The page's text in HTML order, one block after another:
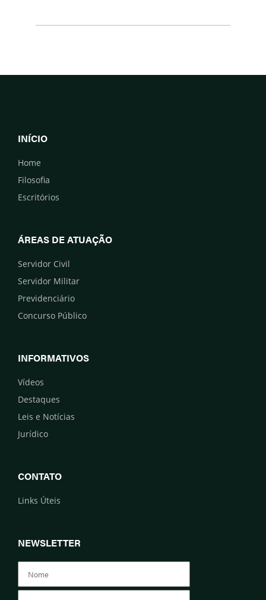
INÍCIO
Home
Filosofia
Escritórios
ÁREAS DE ATUAÇÃO
Servidor Civil
Servidor Militar
Previdenciário
Concurso Público
INFORMATIVOS
Vídeos
Destaques
Leis e Notícias
Jurídico
CONTATO
Links Úteis
NEWSLETTER